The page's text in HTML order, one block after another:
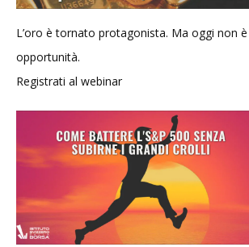
L’oro è tornato protagonista. Ma oggi non è
opportunità.
Registrati al webinar